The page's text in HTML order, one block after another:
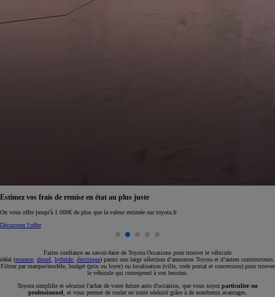
Réservez en ligne votre occasion pour 1€ seulement
Réservez en ligne
Faites confiance au savoir-faire de Toyota Occasions pour trouver le véhicule
idéal (essence diesel hybride électrique) parmi une large sélection d’annonces Toyota et d’autres constructeurs.
Filtrez par marque/modèle, budget (prix ou loyer) ou localisation (ville, code postal et concession) pour trouver
le véhicule qui correspond à vos besoins.
Toyota simplifie et sécurise l'achat de votre future auto d'occasion, que vous soyez particulier ou
professionnel , et vous permet de rouler en toute sérénité grâce à de nombreux avantages.